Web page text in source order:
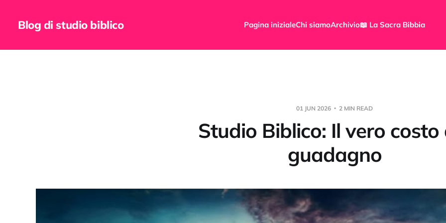
Blog di studio biblico Pagina inizialeChi siamoArchivio📖 La Sacra Bibbia
01 JUN 2026 2 MIN READ
Studio Biblico: Il vero costo
guadagno